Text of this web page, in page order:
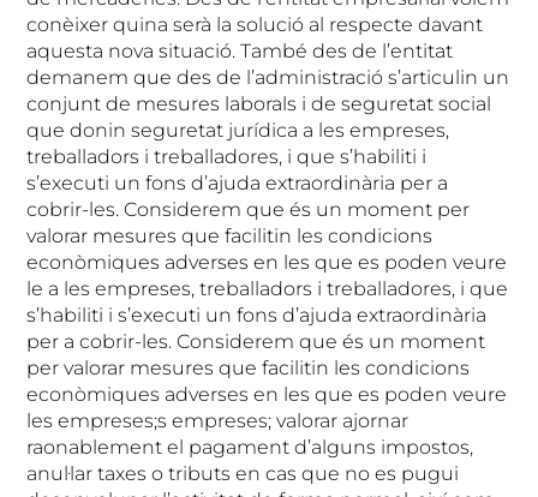
conèixer quina serà la solució al respecte davant
aquesta nova situació. També des de l’entitat
demanem que des de l’administració s’articulin un
conjunt de mesures laborals i de seguretat social
que donin seguretat jurídica a les empreses,
treballadors i treballadores, i que s’habiliti i
s’executi un fons d’ajuda extraordinària per a
cobrir-les. Considerem que és un moment per
valorar mesures que facilitin les condicions
econòmiques adverses en les que es poden veure
le a les empreses, treballadors i treballadores, i que
s’habiliti i s’executi un fons d’ajuda extraordinària
per a cobrir-les. Considerem que és un moment
per valorar mesures que facilitin les condicions
econòmiques adverses en les que es poden veure
les empreses;s empreses; valorar ajornar
raonablement el pagament d’alguns impostos,
anul·lar taxes o tributs en cas que no es pugui